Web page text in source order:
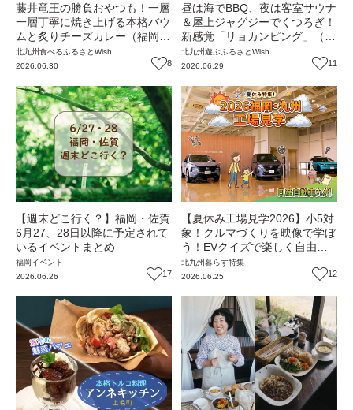
藤井竜王の勝負おやつも！一層
一層丁寧に焼き上げる本格バウ
ムと炙りチーズカレー（福岡・
遠賀町）【ふるさとWish】
北九州食べる ふるさとWish
2026.06.30
8
昼は海でBBQ、夜は客室サウナ
＆屋上ジャグジーでくつろぎ！
新感覚「リョカンピング」（福
岡・岡垣町）【ふるさと
Wish】
北九州遊ぶ ふるさとWish
2026.06.29
11
【週末どこ行く？】福岡・佐賀
6月27、28日以降に予定されて
いるイベントまとめ
福岡 イベント
2026.06.26
17
【夏休み工場見学2026】小5対
象！クルマづくりを映像で学ぼ
う！EVクイズで楽しく自由研
究も『日産自動車九州』（福
岡・苅田町）
北九州暮らす特集
2026.06.25
12